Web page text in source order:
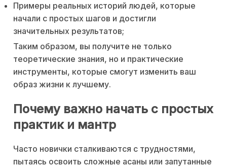
Примеры реальных историй людей, которые
начали с простых шагов и достигли
значительных результатов;
Таким образом, вы получите не только
теоретические знания, но и практические
инструменты, которые смогут изменить ваш
образ жизни к лучшему.
Почему важно начать с простых
практик и мантр
Часто новички сталкиваются с трудностями,
пытаясь освоить сложные асаны или запутанные